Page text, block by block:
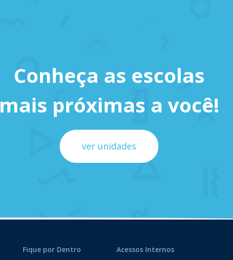
Conheça as escolas
mais próximas a você!
ver unidades
Fique por Dentro Acessos Internos